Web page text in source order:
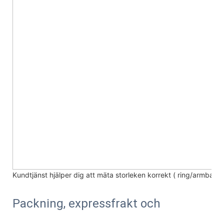
Kundtjänst hjälper dig att mäta storleken korrekt ( ring/
Packning, expressfrakt och